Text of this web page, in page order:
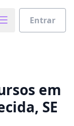
Entrar
em
SE